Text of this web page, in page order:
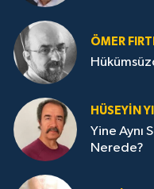
ÖMER
HÜSEYIN
Yine Aynı
Nerede?